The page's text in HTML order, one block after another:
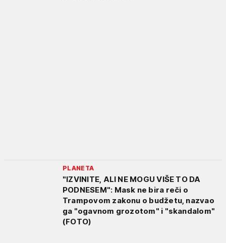
PLANETA
"IZVINITE, ALI NE MOGU VIŠE TO DA
PODNESEM": Mask ne bira reči o
Trampovom zakonu o budžetu, nazvao
ga "ogavnom grozotom" i "skandalom"
(FOTO)